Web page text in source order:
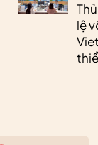
lệ